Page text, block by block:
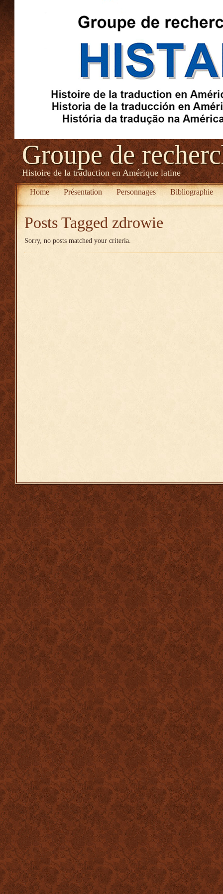
Groupe de
Histoire de la traduction en Amérique latine
Home Présentation Personnages Bibliographie
Posts Tagged zdrowie
Sorry, no posts matched your criteria.